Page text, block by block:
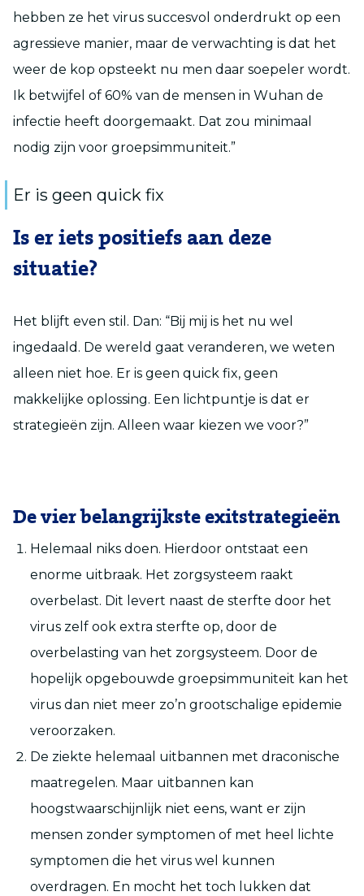
hebben ze het virus succesvol onderdrukt op een
agressieve manier, maar de verwachting is dat het
weer de kop opsteekt nu men daar soepeler wordt.
Ik betwijfel of 60% van de mensen in Wuhan de
infectie heeft doorgemaakt. Dat zou minimaal
nodig zijn voor groepsimmuniteit.”
Er is geen quick fix
Is er iets positiefs aan deze
situatie?
Het blijft even stil. Dan: “Bij mij is het nu wel
ingedaald. De wereld gaat veranderen, we weten
alleen niet hoe. Er is geen quick fix, geen
makkelijke oplossing. Een lichtpuntje is dat er
strategieën zijn. Alleen waar kiezen we voor?”
De vier belangrijkste exitstrategieën
Helemaal niks doen. Hierdoor ontstaat een
enorme uitbraak. Het zorgsysteem raakt
overbelast. Dit levert naast de sterfte door het
virus zelf ook extra sterfte op, door de
overbelasting van het zorgsysteem. Door de
hopelijk opgebouwde groepsimmuniteit kan het
virus dan niet meer zo’n grootschalige epidemie
veroorzaken.
De ziekte helemaal uitbannen met draconische
maatregelen. Maar uitbannen kan
hoogstwaarschijnlijk niet eens, want er zijn
mensen zonder symptomen of met heel lichte
symptomen die het virus wel kunnen
overdragen. En mocht het toch lukken dat